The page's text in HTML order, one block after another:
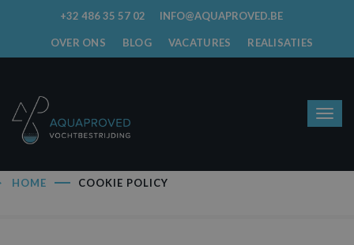
+32 486 35 57 02 INFO@AQUAPROVED.BE
OVER ONS BLOG VACATURES REALISATIES
HOME COOKIE POLICY